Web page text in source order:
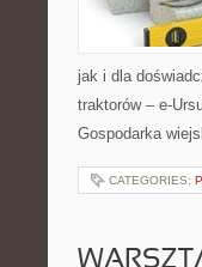
jak i dla
traktorów – e-
Gospodarka
CATEGORIES: